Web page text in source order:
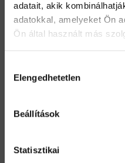
adatait, akik
adatokkal, amelyeket Ön
Ön által használt más
kiválasztása
Elengedhetetlen
Beállítások
Statisztikai
Hogyan tarts minden
2022. július 18.
Workspace Blog